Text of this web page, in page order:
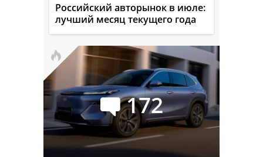
Российский авторынок в июле:
лучший месяц текущего года
172